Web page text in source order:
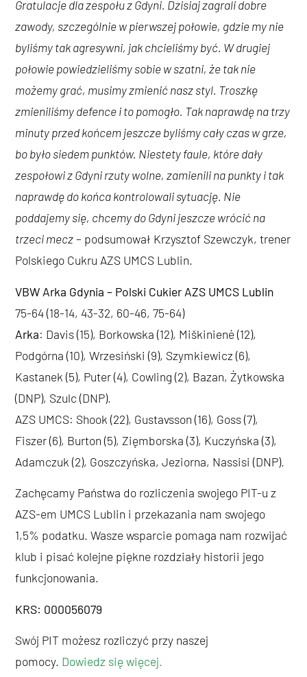
Gratulacje dla zespołu z Gdyni. Dzisiaj zagrali dobre
zawody, szczególnie w pierwszej połowie, gdzie my nie
byliśmy tak agresywni, jak chcieliśmy być. W drugiej
połowie powiedzieliśmy sobie w szatni, że tak nie
możemy grać, musimy zmienić nasz styl. Troszkę
zmieniliśmy defence i to pomogło. Tak naprawdę na trzy
minuty przed końcem jeszcze byliśmy cały czas w grze,
bo było siedem punktów. Niestety faule, które dały
zespołowi z Gdyni rzuty wolne, zamienili na punkty i tak
naprawdę do końca kontrolowali sytuację. Nie
poddajemy się, chcemy do Gdyni jeszcze wrócić na
trzeci mecz– podsumował Krzysztof Szewczyk, trener
Polskiego Cukru AZS UMCS Lublin.
VBW Arka Gdynia – Polski Cukier AZS UMCS Lublin
75-64 (18-14, 43-32, 60-46, 75-64)
Arka: Davis (15), Borkowska (12), Miškinienė (12),
Podgórna (10), Wrzesiński (9), Szymkiewicz (6),
Kastanek (5), Puter (4), Cowling (2), Bazan, Żytkowska
(DNP), Szulc (DNP).
AZS UMCS: Shook (22), Gustavsson (16), Goss (7),
Fiszer (6), Burton (5), Zięmborska (3), Kuczyńska (3),
Adamczuk (2), Goszczyńska, Jeziorna, Nassisi (DNP).
Zachęcamy Państwa do rozliczenia swojego PIT-u z
AZS-em UMCS Lublin i przekazania nam swojego
1,5% podatku. Wasze wsparcie pomaga nam rozwijać
klub i pisać kolejne piękne rozdziały historii jego
funkcjonowania.
KRS: 000056079
Swój PIT możesz rozliczyć przy naszej
pomocy. Dowiedz się więcej.